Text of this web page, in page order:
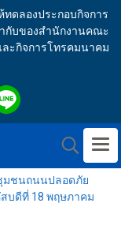
ดลองประกอบกิจการ
ำกับของสำนักงานคณะ
ละกิจการโทรคมนาคม
มชนถนนปลอดภัย
บดีที่ 18 พฤษภาคม